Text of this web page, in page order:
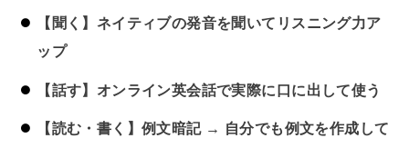
【聞く】ネイティブの発音を聞いてリスニング力ア
ップ
【話す】オンライン英会話で実際に口に出して使う
【読む・書く】例文暗記 → 自分でも例文を作成して